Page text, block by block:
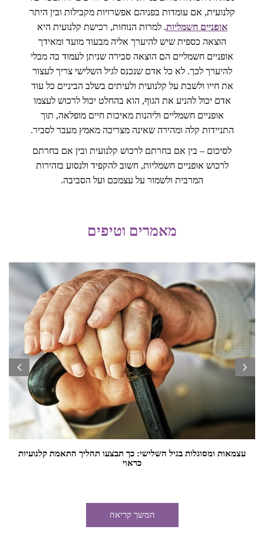
קלנועית, אם עומדות בפניהם אפשרויות מקבילות ובין היתר
אופניים חשמליות. למרות הנוחות, רכישת קלנועית היא
הוצאה כספית שיש להיערך אליה מבעוד מועד ומאידך
אופניים חשמליים הם הוצאה סבירה שניתן לעמוד בה מבלי
להיערך לכך. לא כל אדם שנכנס לגיל השלישי צריך לעצור
את חייו ולשבת על קלנועית ולעיתים בשלב הביניים כל עוד
אדם יכול להניע את הגוף, הוא בהחלט יכול לרכוש לעצמו
אופניים חשמליים וליהנות מאיכות חיים מופלאה, תוך
התניידות קלה ומהירה שאינה מצריכה מאמץ מעבר לסביר.
לסיכום – בין אם בחרתם לרכוש קלנועית ובין אם בחרתם
לרכוש אופניים חשמליות, חשוב להקפיד ולנסוע בזהירות
המרבית ולשמור על עצמכם ועל הסביבה.
מאמרים וטיפים
עצמאות ומסוגלות בגיל השלישי: כך תבצעו תהליך התאמת קלנועיות
כראוי
המשך קריאה
prev next